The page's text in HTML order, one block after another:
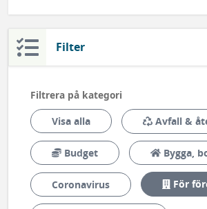
Filter
Filtrera på kategori
Visa alla Avfall &
Budget Bygga,
Coronavirus För